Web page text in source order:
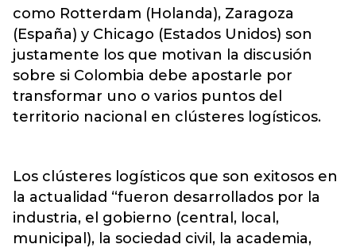
como Rotterdam (Holanda), Zaragoza
(España) y Chicago (Estados Unidos) son
justamente los que motivan la discusión
sobre si Colombia debe apostarle por
transformar uno o varios puntos del
territorio nacional en clústeres logísticos.
Los clústeres logísticos que son exitosos en
la actualidad “fueron desarrollados por la
industria, el gobierno (central, local,
municipal), la sociedad civil, la academia,